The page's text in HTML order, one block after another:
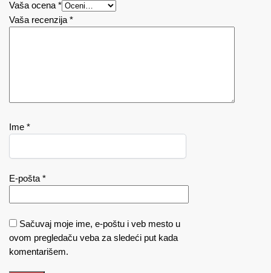
Vaša ocena *
Vaša recenzija *
Ime *
E-pošta *
Sačuvaj moje ime, e-poštu i veb mesto u
ovom pregledaču veba za sledeći put kada
komentarišem.